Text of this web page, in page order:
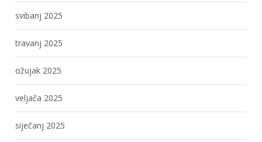
svibanj 2025
travanj 2025
ožujak 2025
veljača 2025
siječanj 2025